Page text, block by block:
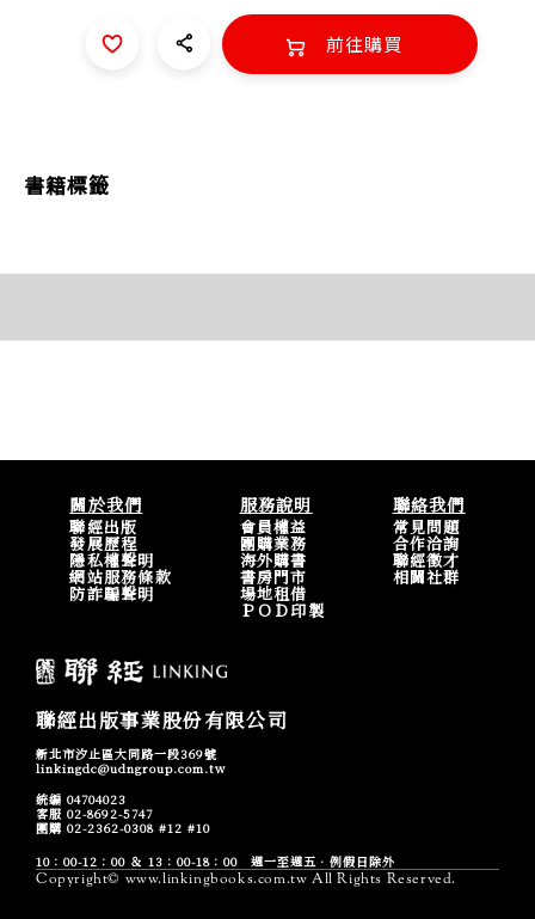
前往購買
書籍標籤
關於我們
聯經出版
發展歷程
隱私權聲明
網站服務條款
防詐騙聲明
服務說明
會員權益
團購業務
海外購書
書房門市
場地租借
ＰＯＤ印製
聯絡我們
常見問題
合作洽詢
聯經徵才
相關社群
聯經出版事業股份有限公司
新北市汐止區大同路一段369號
linkingdc@udngroup.com.tw
統編 04704023
客服 02-8692-5747
團購 02-2362-0308 #12 #10
10：00-12：00 ＆ 13：00-18：00 週一至週五．例假日除外
Copyright© www.linkingbooks.com.tw All Rights Reserved.